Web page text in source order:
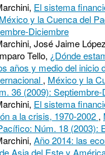
El sistema
México y la Cuenca del
Diciembre
José Jaime
Tello, ¿Dónde
años y medio del inicio
, México y la
36 (2009):
El sistema
a la crisis, 1970-2002 ,
Núm. 18 (2003):
Año 2014: las
Asia del Este y